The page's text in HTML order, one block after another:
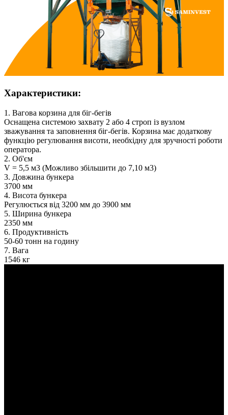
Характеристики:
1. Вагова корзина для біг-бегів
Оснащена системою захвату 2 або 4 строп із вузлом
зважування та заповнення біг-бегів. Корзина має додаткову
функцію регулювання висоти, необхідну для зручності роботи
оператора.
2. Об'єм
V = 5,5 м3 (Можливо збільшити до 7,10 м3)
3. Довжина бункера
3700 мм
4. Висота бункера
Регулюється від 3200 мм до 3900 мм
5. Ширина бункера
2350 мм
6. Продуктивність
50-60 тонн на годину
7. Вага
1546 кг